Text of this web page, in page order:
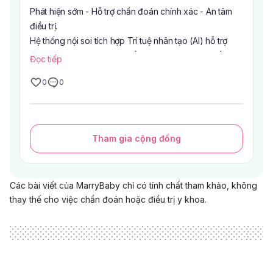
Hình ảnh sắc nét, hỗ trợ đánh giá chính xác hơn
Quy trình nhẹ nhàng, đảm bảo an toàn theo quy trình
chuyên môn
Đội ngũ bác sĩ giàu kinh nghiệm
Nội soi tiêu hóa được bác sĩ chỉ định trong nhiều
trường hợp như có triệu chứng đường tiêu hóa, cần
Phát hiện sớm - Hỗ trợ chẩn đoán chính xác - An tâm
điều trị.
Hệ thống nội soi tích hợp Trí tuệ nhân tạo (AI) hỗ trợ
bác sĩ nhận diện sớm các tổn thương nghi ngờ, kết hợp
soát các bệnh lý đường tiêu hóa.
Đọc tiếp
0 0
Tham gia cộng đồng
Các bài viết của MarryBaby chỉ có tính chất tham khảo, không
thay thế cho việc chẩn đoán hoặc điều trị y khoa.